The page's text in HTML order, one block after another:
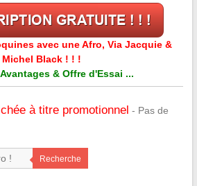
avec une Afro, Via Jacquie &
Michel Black ! ! !
& Offre d'Essai ...
à titre promotionnel - Pas de
Recherche